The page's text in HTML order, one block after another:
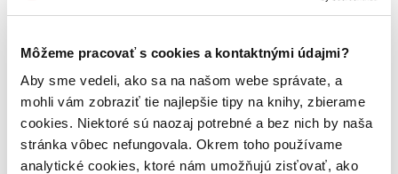
Môžeme pracovať s cookies a kontaktnými údajmi?
Aby sme vedeli, ako sa na našom webe správate, a
mohli vám zobraziť tie najlepšie tipy na knihy, zbierame
cookies. Niektoré sú naozaj potrebné a bez nich by naša
stránka vôbec nefungovala. Okrem toho používame
analytické cookies, ktoré nám umožňujú zisťovať, ako
vojny (1 titul) vojny1
George Orwell (1 titul) George Orwell
Vydavateľstvo
Argo (1 titul)Argo1